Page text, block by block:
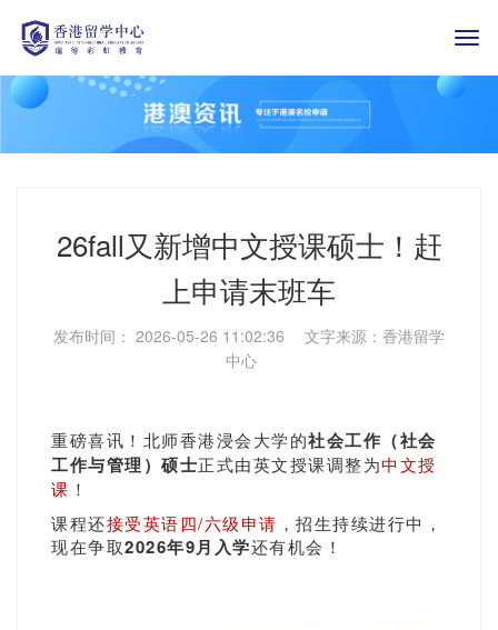
26fall又新增中文授课硕士！赶
上申请末班车
发布时间： 2026-05-26 11:02:36 文字来源：香港留学
中心
重磅喜讯！北师香港浸会大学的社会工作（社会
工作与管理）硕士正式由英文授课调整为中文授
课 ！
课程还接受英语四/六级申请 ，招生持续进行中，
现在争取2026年9月入学还有机会！